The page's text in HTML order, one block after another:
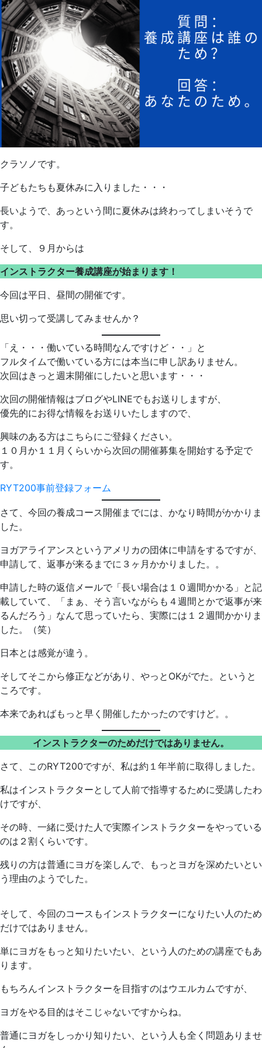
クラソノです。
子どもたちも夏休みに入りました・・・
長いようで、あっという間に夏休みは終わってしまいそうで
す。
そして、９月からは
インストラクター養成講座が始まります！
今回は平日、昼間の開催です。
思い切って受講してみませんか？
「え・・・働いている時間なんですけど・・」と
フルタイムで働いている方には本当に申し訳ありません。
次回はきっと週末開催にしたいと思います・・・
次回の開催情報はブログやLINEでもお送りしますが、
優先的にお得な情報をお送りいたしますので、
興味のある方はこちらにご登録ください。
１０月か１１月くらいから次回の開催募集を開始する予定で
す。
RYT200事前登録フォーム
さて、今回の養成コース開催までには、かなり時間がかかりま
した。
ヨガアライアンスというアメリカの団体に申請をするですが、
申請して、返事が来るまでに３ヶ月かかりました。。
申請した時の返信メールで「長い場合は１０週間かかる」と記
載していて、「まぁ、そう言いながらも４週間とかで返事が来
るんだろう」なんて思っていたら、実際には１２週間かかりま
した。（笑）
日本とは感覚が違う。
そしてそこから修正などがあり、やっとOKがでた。というと
ころです。
本来であればもっと早く開催したかったのですけど。。
インストラクターのためだけではありません。
さて、このRYT200ですが、私は約１年半前に取得しました。
私はインストラクターとして人前で指導するために受講したわ
けですが、
その時、一緒に受けた人で実際インストラクターをやっている
のは２割くらいです。
残りの方は普通にヨガを楽しんで、もっとヨガを深めたいとい
う理由のようでした。
そして、今回のコースもインストラクターになりたい人のため
だけではありません。
単にヨガをもっと知りたいたい、という人のための講座でもあ
ります。
もちろんインストラクターを目指すのはウエルカムですが、
ヨガをやる目的はそこじゃないですからね。
普通にヨガをしっかり知りたい、という人も全く問題ありませ